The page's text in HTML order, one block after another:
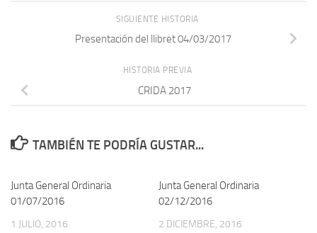
SIGUIENTE HISTORIA
Presentación del llibret 04/03/2017
HISTORIA PREVIA
CRIDA 2017
TAMBIÉN TE PODRÍA GUSTAR...
Junta General Ordinaria
01/07/2016
1 JULIO, 2016
Junta General Ordinaria
02/12/2016
2 DICIEMBRE, 2016